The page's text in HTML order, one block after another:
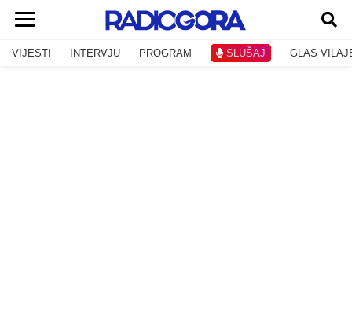
VIJESTI INTERVJU PROGRAM SLUŠAJ GLAS